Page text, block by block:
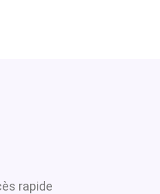
rapide